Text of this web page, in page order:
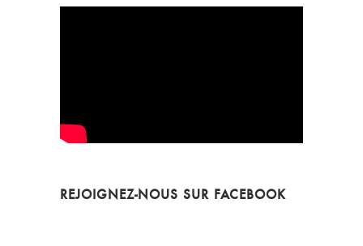
REJOIGNEZ-NOUS SUR FACEBOOK